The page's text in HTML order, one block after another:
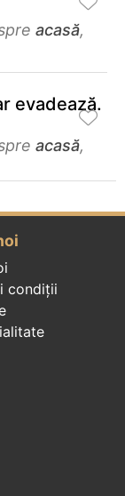
acasă,
evadează.
acasă,
condiții